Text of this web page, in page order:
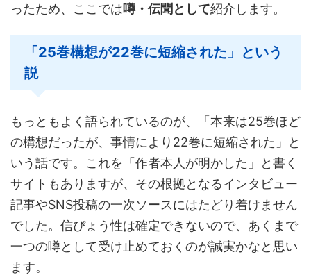
ったため、ここでは噂・伝聞として紹介します。
「25巻構想が22巻に短縮された」という
説
もっともよく語られているのが、「本来は25巻ほど
の構想だったが、事情により22巻に短縮された」と
いう話です。これを「作者本人が明かした」と書く
サイトもありますが、その根拠となるインタビュー
記事やSNS投稿の一次ソースにはたどり着けません
でした。信ぴょう性は確定できないので、あくまで
一つの噂として受け止めておくのが誠実かなと思い
ます。